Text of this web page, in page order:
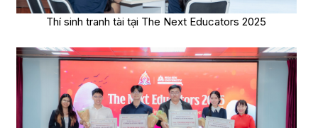
Thí sinh tranh tài tại The Next Educators 2025